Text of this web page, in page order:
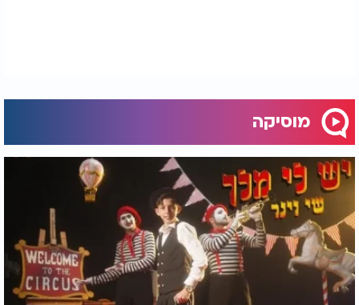
מוסיקה